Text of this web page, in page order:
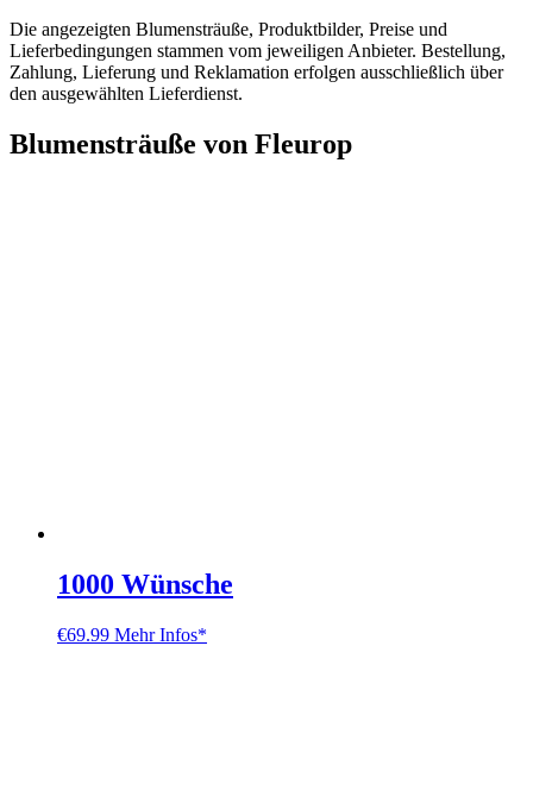
Die angezeigten Blumensträuße, Produktbilder, Preise und
Lieferbedingungen stammen vom jeweiligen Anbieter. Bestellung,
Zahlung, Lieferung und Reklamation erfolgen ausschließlich über
den ausgewählten Lieferdienst.
Blumensträuße von Fleurop
1000 Wünsche
€69.99 Mehr Infos*